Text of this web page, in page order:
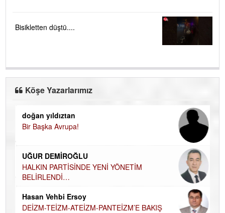
Bisikletten düştü....
Köşe Yazarlarımız
doğan yıldıztan
Bir Başka Avrupa!
UĞUR DEMİROĞLU
HALKIN PARTİSİNDE YENİ YÖNETİM
BELİRLENDİ…
Hasan Vehbi Ersoy
DEİZM-TEİZM-ATEİZM-PANTEİZM’E BAKIŞ